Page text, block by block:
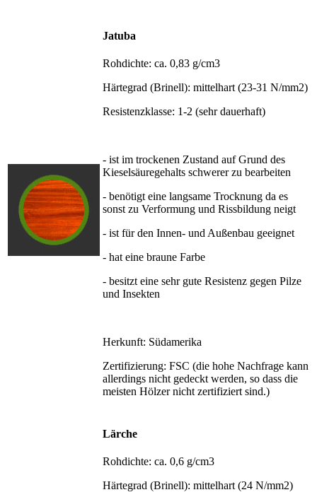
Jatuba
Rohdichte: ca. 0,83 g/cm3
Härtegrad (Brinell): mittelhart (23-31 N/mm2)
Resistenzklasse: 1-2 (sehr dauerhaft)
- ist im trockenen Zustand auf Grund des
Kieselsäuregehalts schwerer zu bearbeiten
- benötigt eine langsame Trocknung da es
sonst zu Verformung und Rissbildung neigt
- ist für den Innen- und Außenbau geeignet
- hat eine braune Farbe
- besitzt eine sehr gute Resistenz gegen Pilze
und Insekten
Herkunft: Südamerika
Zertifizierung: FSC (die hohe Nachfrage kann
allerdings nicht gedeckt werden, so dass die
meisten Hölzer nicht zertifiziert sind.)
Lärche
Rohdichte: ca. 0,6 g/cm3
Härtegrad (Brinell): mittelhart (24 N/mm2)